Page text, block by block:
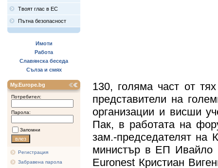
Твоят глас в ЕС
Пътна безопасност
Имоти
Работа
Славянска беседа
Сълза и смях
My.Europe.bg
Потребител:
Парола:
Запомни
Регистрация
Забравена парола
130, голяма част от
представители на
организации и висши
Пак, в работата на
зам.-председателят
министър в ЕП Ивайло
Euronest Кристиан